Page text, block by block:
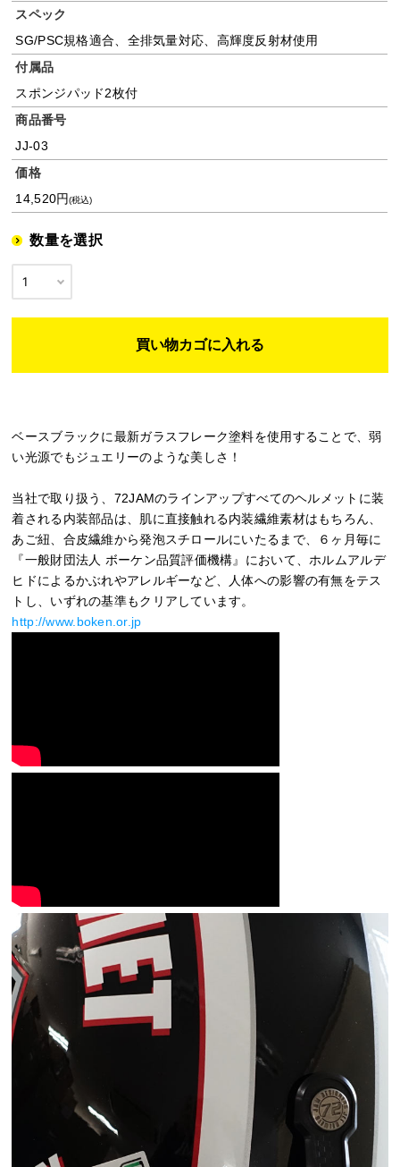
スペック
SG/PSC規格適合、全排気量対応、高輝度反射材使用
付属品
スポンジパッド2枚付
商品番号
JJ-03
価格
14,520円(税込)
数量を選択
ベースブラックに最新ガラスフレーク塗料を使用することで、弱
い光源でもジュエリーのような美しさ！
当社で取り扱う、72JAMのラインアップすべてのヘルメットに装
着される内装部品は、肌に直接触れる内装繊維素材はもちろん、
あご紐、合皮繊維から発泡スチロールにいたるまで、６ヶ月毎に
『一般財団法人 ボーケン品質評価機構』において、ホルムアルデ
ヒドによるかぶれやアレルギーなど、人体への影響の有無をテス
トし、いずれの基準もクリアしています。
http://www.boken.or.jp